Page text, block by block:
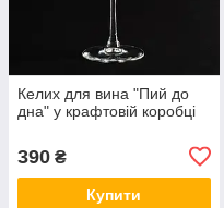
Келих для вина "Пий до
дна" у крафтовій коробці
390 ₴
Купити